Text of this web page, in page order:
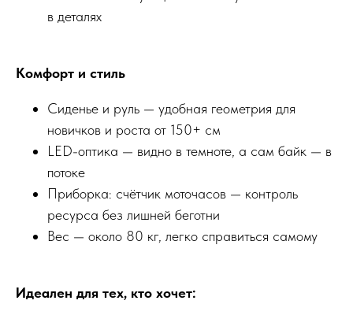
в деталях
Комфорт и стиль
Сиденье и руль — удобная геометрия для
новичков и роста от 150+ см
LED-оптика — видно в темноте, а сам байк — в
потоке
Приборка: счётчик моточасов — контроль
ресурса без лишней беготни
Вес — около 80 кг, легко справиться самому
Идеален для тех, кто хочет: